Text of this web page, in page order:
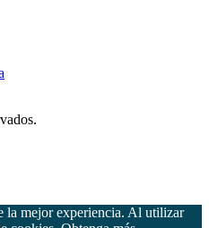
la mejor experiencia. Al utilizar